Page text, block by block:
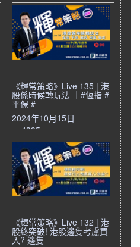
《輝常策略》Live 135 | 港
股係時候轉玩法 ｜#恆指 #
平保 #
2024年10月15日
4395
《輝常策略》Live 132 | 港
股終突破! 港股邊隻考慮買
入? 邊隻